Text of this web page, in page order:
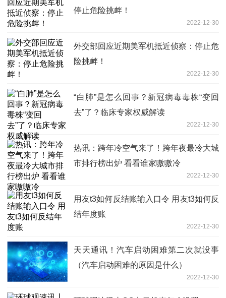
停止危险挑衅！
2022-12-30
外交部回应近期美军机抵近侦察：停止危
险挑衅！
2022-12-30
“白肺”是怎么回事？新冠病毒毒株“变回
去”了？临床专家权威解读
2022-12-30
热讯：跨年冷空气来了！跨年夜最冷大城
市排行榜出炉 看看谁家嗷嗷冷
2022-12-30
用友t3如何反结账输入口令 用友t3如何反
结年度账
2022-12-30
天天通讯！汽车启动困难第二次就没事
（汽车启动困难的原因是什么）
2022-12-30